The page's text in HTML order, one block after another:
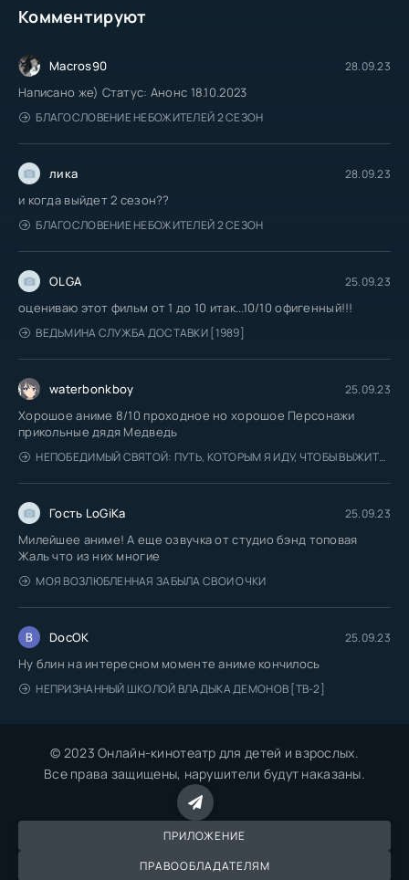
Комментируют
Macros90 28.09.23
Написано же) Статус: Анонс 18.10.2023
БЛАГОСЛОВЕНИЕ НЕБОЖИТЕЛЕЙ 2 СЕЗОН
лика 28.09.23
и когда выйдет 2 сезон??
БЛАГОСЛОВЕНИЕ НЕБОЖИТЕЛЕЙ 2 СЕЗОН
OLGA 25.09.23
оцениваю этот фильм от 1 до 10 итак...10/10 офигенный!!!
ВЕДЬМИНА СЛУЖБА ДОСТАВКИ [1989]
waterbonkboy 25.09.23
Хорошое аниме 8/10 проходное но хорошое Персонажи
прикольные дядя Медведь
НЕПОБЕДИМЫЙ СВЯТОЙ: ПУТЬ, КОТОРЫМ Я ИДУ, ЧТОБЫ ВЫЖИТЬ В ДРУГОМ МИРЕ
Гость LoGiKa 25.09.23
Милейшее аниме! А еще озвучка от студио бэнд топовая
Жаль что из них многие
МОЯ ВОЗЛЮБЛЕННАЯ ЗАБЫЛА СВОИ ОЧКИ
DocOK 25.09.23
Ну блин на интересном моменте аниме кончилось
НЕПРИЗНАННЫЙ ШКОЛОЙ ВЛАДЫКА ДЕМОНОВ [ТВ-2]
© 2023 Онлайн-кинотеатр для детей и взрослых.
Все права защищены, нарушители будут наказаны.
ПРИЛОЖЕНИЕ
ПРАВООБЛАДАТЕЛЯМ